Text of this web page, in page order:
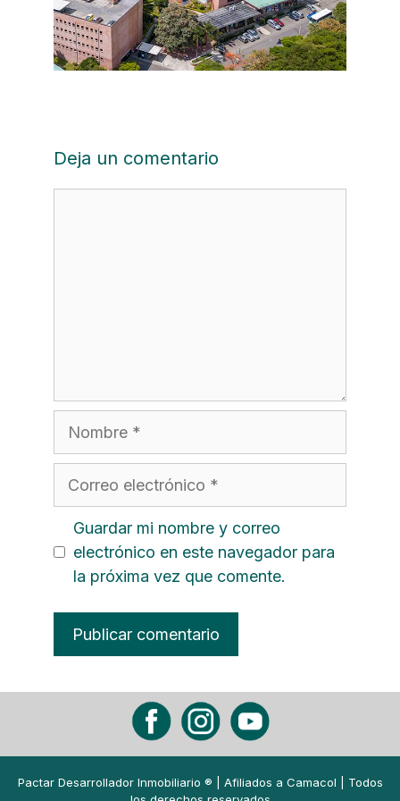
Deja un comentario
Nombre
Correo
Guardar mi nombre y correo
electrónico en este navegador para
la próxima vez que comente.
Web
Pactar Desarrollador Inmobiliario ® | Afiliados a Camacol
| Todos